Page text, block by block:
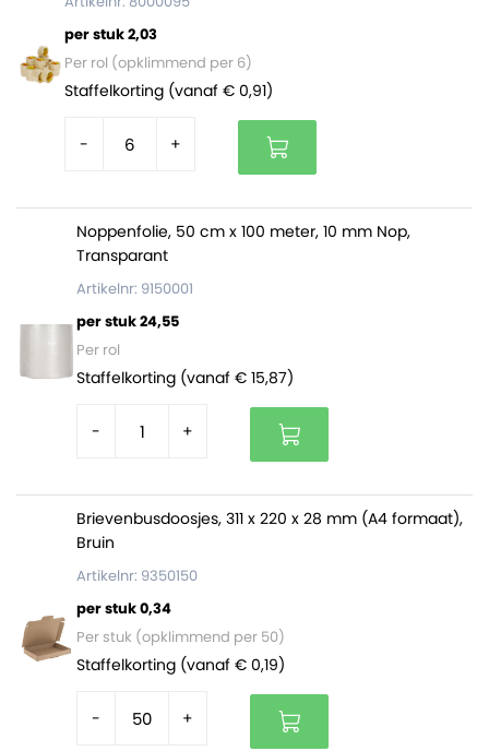
per stuk 2,03
Per rol (opklimmend per 6)
Staffelkorting (vanaf € 0,91)
- +
Noppenfolie, 50 cm x 100 meter, 10 mm Nop,
Transparant
Artikelnr: 9150001
per stuk 24,55
Per rol
Staffelkorting (vanaf € 15,87)
- +
Brievenbusdoosjes, 311 x 220 x 28 mm (A4 formaat),
Bruin
Artikelnr: 9350150
per stuk 0,34
Per stuk (opklimmend per 50)
Staffelkorting (vanaf € 0,19)
- +